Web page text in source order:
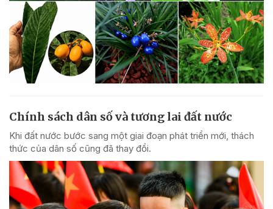
Chính sách dân số và tương lai đất nước
Khi đất nước bước sang một giai đoạn phát triển mới, thách
thức của dân số cũng đã thay đổi.